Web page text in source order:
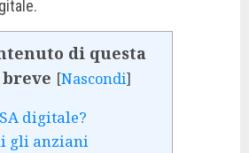
di questa
[Nascondi]
digitale?
gli anziani